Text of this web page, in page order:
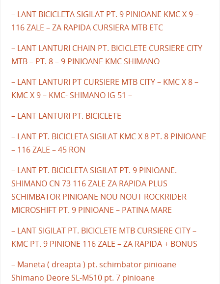
– LANT BICICLETA SIGILAT PT. 9 PINIOANE KMC X 9 –
116 ZALE – ZA RAPIDA CURSIERA MTB ETC
– LANT LANTURI CHAIN PT. BICICLETE CURSIERE CITY
MTB – PT. 8 – 9 PINIOANE KMC SHIMANO
– LANT LANTURI PT CURSIERE MTB CITY – KMC X 8 –
KMC X 9 – KMC- SHIMANO IG 51 –
– LANT LANTURI PT. BICICLETE
– LANT PT. BICICLETA SIGILAT KMC X 8 PT. 8 PINIOANE
– 116 ZALE – 45 RON
– LANT PT. BICICLETA SIGILAT PT. 9 PINIOANE.
SHIMANO CN 73 116 ZALE ZA RAPIDA PLUS
SCHIMBATOR PINIOANE NOU NOUT ROCKRIDER
MICROSHIFT PT. 9 PINIOANE – PATINA MARE
– LANT SIGILAT PT. BICICLETE MTB CURSIERE CITY –
KMC PT. 9 PINIONE 116 ZALE – ZA RAPIDA + BONUS
– Maneta ( dreapta ) pt. schimbator pinioane
Shimano Deore SL-M510 pt. 7 pinioane